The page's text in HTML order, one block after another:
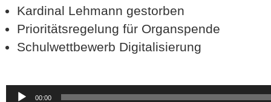
Kardinal Lehmann gestorben
Prioritätsregelung für Organspende
Schulwettbewerb Digitalisierung
Audio-
00:00